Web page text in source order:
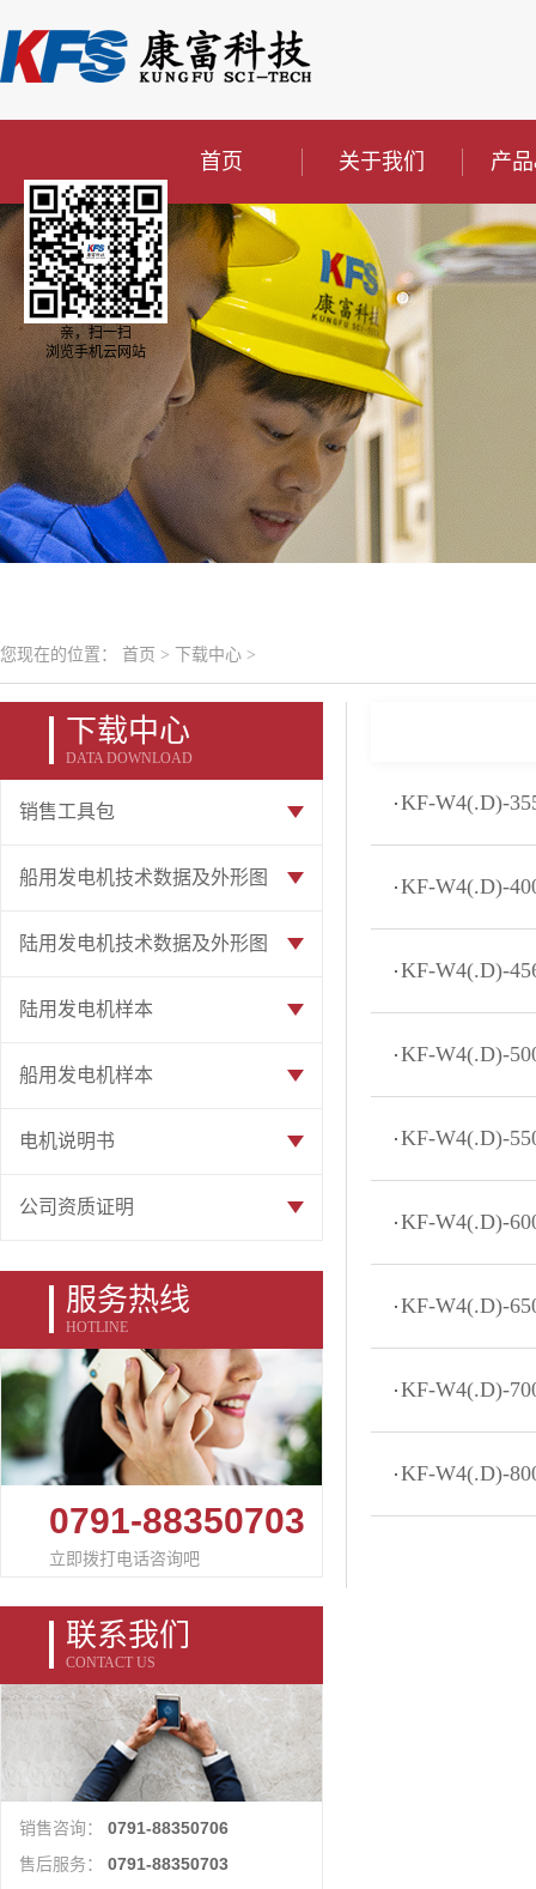
首页 关于我们 产
您现在的位置： 首页 > 下载中心 >
下载中心
DATA DOWNLOAD
销售工具包
船用发电机技术数据及外形图
陆用发电机技术数据及外形图
陆用发电机样本
船用发电机样本
电机说明书
公司资质证明
服务热线
HOTLINE
0791-88350703
立即拨打电话咨询吧
联系我们
CONTACT US
销售咨询： 0791-88350706
售后服务： 0791-88350703
KF-W4(.D)-
KF-W4(.D)-
KF-W4(.D)-
KF-W4(.D)-
KF-W4(.D)-
KF-W4(.D)-
KF-W4(.D)-
KF-W4(.D)-
KF-W4(.D)-
亲，扫一扫
浏览手机云网站